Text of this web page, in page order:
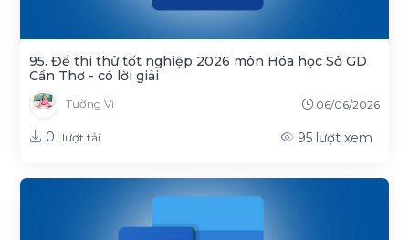
95. Đề thi thử tốt nghiệp 2026 môn Hóa học Sở GD
Cần Thơ - có lời giải
Tường Vi 06/06/2026
0 lượt tải 95 lượt xem